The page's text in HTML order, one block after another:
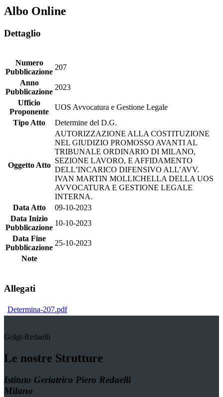
Albo Online
Dettaglio
Numero
Pubblicazione
207
Anno
Pubblicazione
2023
Ufficio
Proponente
UOS Avvocatura e Gestione Legale
Tipo Atto
Determine del D.G.
Oggetto Atto
AUTORIZZAZIONE ALLA COSTITUZIONE
NEL GIUDIZIO PROMOSSO AVANTI AL
TRIBUNALE ORDINARIO DI MILANO,
SEZIONE LAVORO, E AFFIDAMENTO
DELL’INCARICO DIFENSIVO ALL’AVV.
IVAN MARTIN MOLLICHELLA DELLA UOS
AVVOCATURA E GESTIONE LEGALE
INTERNA.
Data Atto
09-10-2023
Data Inizio
Pubblicazione
10-10-2023
Data Fine
Pubblicazione
25-10-2023
Note
Allegati
Determina-207.pdf
Golgi-Redaelli
Le nostre Strutture
Istituto Geriatrico Piero Redaelli
Milano